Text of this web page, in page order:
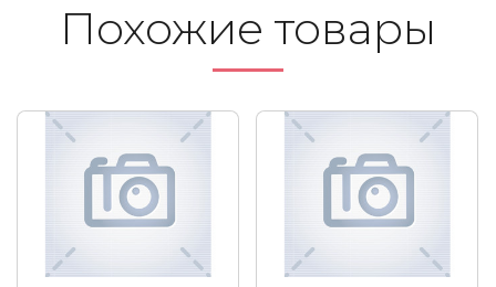
Похожие то­ва­ры